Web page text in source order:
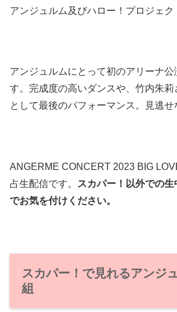
アンジュルム及びハロー！プロジェク
アンジュルムにとって初のアリーナ
す。完成度の高いダンスや、竹内朱
として最後のパフォーマンス。見逃せ
ANGERME CONCERT 2023 BIG
占生配信です。
スカパー！以外での
でお気を付けください。
スカパー！で見れるアンジ
組